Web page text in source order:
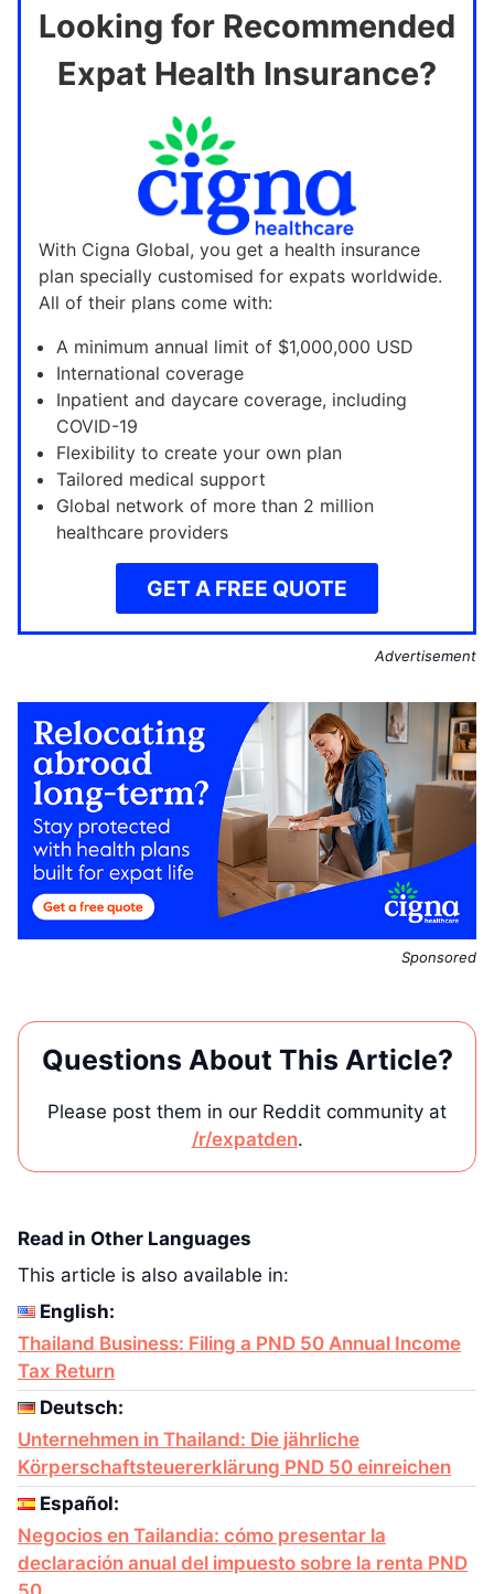
Looking for Recommended
Expat Health Insurance?
With Cigna Global, you get a health insurance
plan specially customised for expats worldwide.
All of their plans come with:
A minimum annual limit of $1,000,000 USD
International coverage
Inpatient and daycare coverage, including
COVID-19
Flexibility to create your own plan
Tailored medical support
Global network of more than 2 million
healthcare providers
GET A FREE QUOTE
Advertisement
Sponsored
Questions About This Article?
Please post them in our Reddit community at
/r/expatden.
Read in Other Languages
This article is also available in:
English:
Thailand Business: Filing a PND 50 Annual Income
Tax Return
Deutsch:
Unternehmen in Thailand: Die jährliche
Körperschaftsteuererklärung PND 50 einreichen
Español:
Negocios en Tailandia: cómo presentar la
declaración anual del impuesto sobre la renta PND